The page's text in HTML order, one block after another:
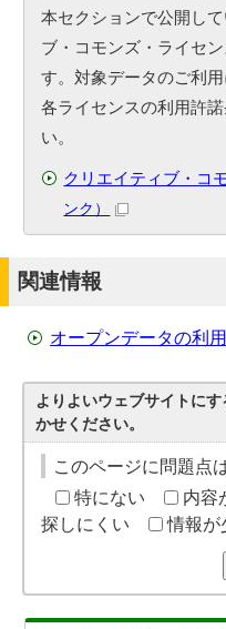
本セクションで公開し
ブ・コモンズ・ライセ
す。対象データのご利
各ライセンスの利用許
い。
クリエイティブ・コ
ンク）
関連情報
オープンデータの利
よりよいウェブサイトに
かせください。
このページに問題点
特にない
内容
探しにくい
情報が